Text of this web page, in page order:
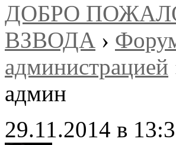
ДОБРО
ВЗВОДА ›
администрацией
админ
29.11.2014 в